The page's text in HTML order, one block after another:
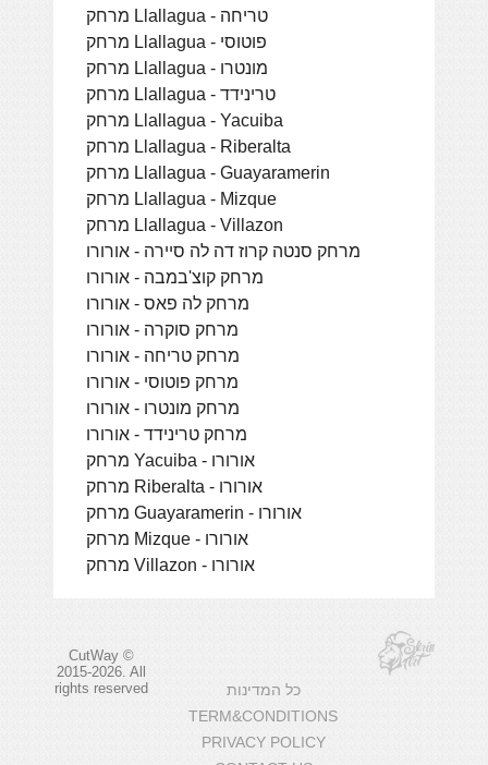
מרחק Llallagua - טריחה
מרחק Llallagua - פוטוסי
מרחק Llallagua - מונטרו
מרחק Llallagua - טרינידד
מרחק Llallagua - Yacuiba
מרחק Llallagua - Riberalta
מרחק Llallagua - Guayaramerin
מרחק Llallagua - Mizque
מרחק Llallagua - Villazon
מרחק סנטה קרוז דה לה סיירה - אורורו
מרחק קוצ'במבה - אורורו
מרחק לה פאס - אורורו
מרחק סוקרה - אורורו
מרחק טריחה - אורורו
מרחק פוטוסי - אורורו
מרחק מונטרו - אורורו
מרחק טרינידד - אורורו
מרחק Yacuiba - אורורו
מרחק Riberalta - אורורו
מרחק Guayaramerin - אורורו
מרחק Mizque - אורורו
מרחק Villazon - אורורו
CutWay ©
2015-2026. All
rights reserved
כל המדינות
TERM&CONDITIONS
PRIVACY POLICY